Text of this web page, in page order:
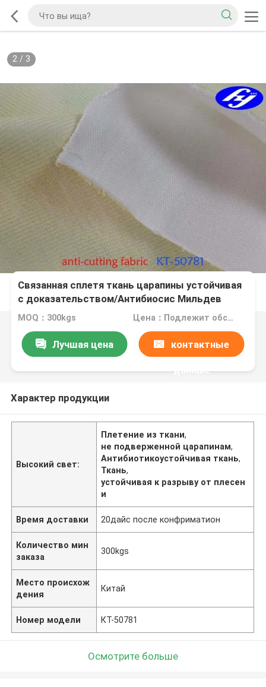
2/ 3
Связанная сплетя ткань царапины устойчивая
с доказательством/Антибиосис Мильдев
MOQ：300kgs Цена：Подлежит обсуждению
Лучшая цена контактные
данные
Характер продукции
Высокий свет:
Плетение из ткани,
не подверженной царапинам,
Антибиотикоустойчивая ткань,
Ткань,
устойчивая к разрыву от плесен
и
Время доставки 20дайс после конфриматион
Количество мин
заказа
300kgs
Место происхож
дения
Китай
Номер модели КТ-50781
Осмотрите больше